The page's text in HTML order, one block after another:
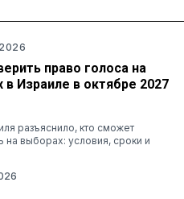
право голоса на
в Израиле в октябре 2027
разъяснило, кто сможет
на выборах: условия, сроки и